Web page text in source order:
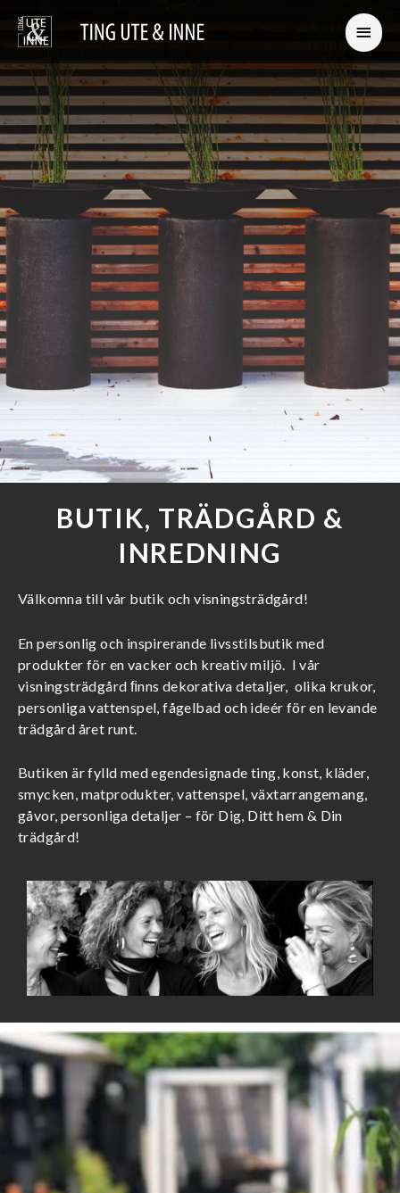
BUTIK, TRÄDGÅRD &
INREDNING
Välkomna till vår butik och visningsträdgård!
En personlig och inspirerande livsstilsbutik med
produkter för en vacker och kreativ miljö. I vår
visningsträdgård ﬁnns dekorativa detaljer, olika krukor,
personliga vattenspel, fågelbad och ideér för en levande
trädgård året runt.
Butiken är fylld med egendesignade ting, konst, kläder,
smycken, matprodukter, vattenspel, växtarrangemang,
gåvor, personliga detaljer – för Dig, Ditt hem & Din
trädgård!